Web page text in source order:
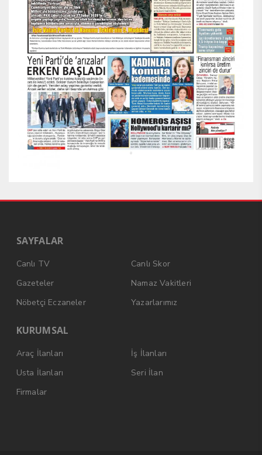
SAYFALAR
Canlı TV
Canlı Skor
Gazeteler
Namaz Vakitleri
Nöbetçi Eczaneler
Yazarlarımız
KURUMSAL
Araç İlanları
İş İlanları
Usta İlanları
Seri İlan
Firmalar